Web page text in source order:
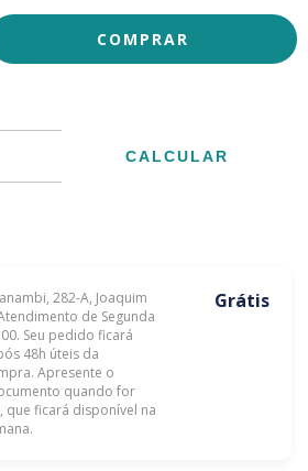
CALCULAR
282-A, Joaquim
de Segunda
Seu pedido ficará
48h úteis da
Apresente o
quando for
que ficará disponível na
Grátis